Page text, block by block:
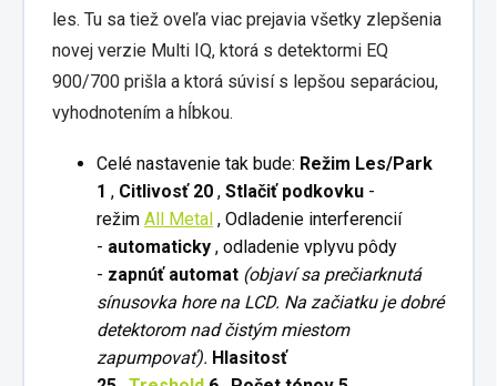
les. Tu sa tiež oveľa viac prejavia všetky zlepšenia
novej verzie Multi IQ, ktorá s detektormi EQ
900/700 prišla a ktorá súvisí s lepšou separáciou,
vyhodnotením a hĺbkou.
Celé nastavenie tak bude: Režim Les/Park
1 , Citlivosť 20 , Stlačiť podkovku -
režim All Metal , Odladenie interferencií
- automaticky , odladenie vplyvu pôdy
- zapnúť automat (objaví sa prečiarknutá
sínusovka hore na LCD. Na začiatku je dobré
detektorom nad čistým miestom
zapumpovať). Hlasitosť